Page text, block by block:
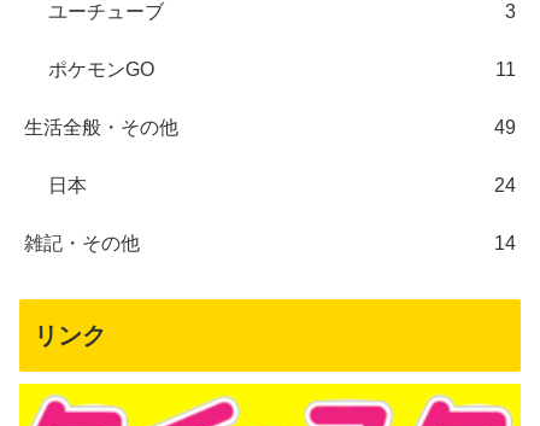
ユーチューブ 3
ポケモンGO 11
生活全般・その他 49
日本 24
雑記・その他 14
リンク